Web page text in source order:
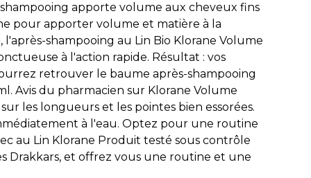
apporte volume aux cheveux fins
pour apporter volume et matière à la
shampooing au Lin Bio Klorane Volume
à l'action rapide. Résultat : vos
retrouver le baume après-shampooing
Avis du pharmacien sur Klorane Volume
les longueurs et les pointes bien essorées.
à l'eau. Optez pour une routine
au Lin Klorane Produit testé sous contrôle
Drakkars, et offrez vous une routine et une